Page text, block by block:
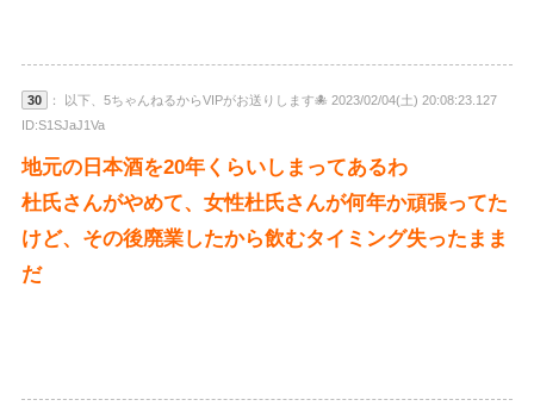
30
： 以下、5ちゃんねるからVIPがお送りします🐙 2023/02/04(土) 20:08:23.127
ID:S1SJaJ1Va
地元の日本酒を20年くらいしまってあるわ
杜氏さんがやめて、女性杜氏さんが何年か頑張ってた
けど、その後廃業したから飲むタイミング失ったまま
だ